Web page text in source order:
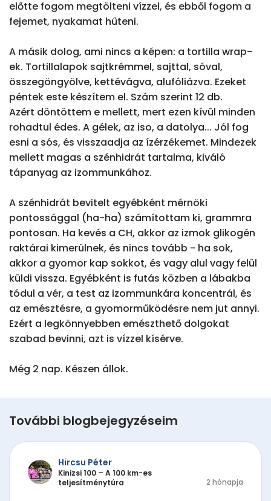
előtte fogom megtölteni vízzel, és ebből fogom a
fejemet, nyakamat hűteni.
A másik dolog, ami nincs a képen: a tortilla wrap-
ek. Tortillalapok sajtkrémmel, sajttal, sóval,
összegöngyölve, kettévágva, alufóliázva. Ezeket
péntek este készítem el. Szám szerint 12 db.
Azért döntöttem e mellett, mert ezen kívül minden
rohadtul édes. A gélek, az iso, a datolya... Jól fog
esni a sós, és visszaadja az ízérzékemet. Mindezek
mellett magas a szénhidrát tartalma, kiváló
tápanyag az izommunkához.
A szénhidrát bevitelt egyébként mérnöki
pontossággal (ha-ha) számítottam ki, grammra
pontosan. Ha kevés a CH, akkor az izmok glikogén
raktárai kimerülnek, és nincs tovább - ha sok,
akkor a gyomor kap sokkot, és vagy alul vagy felül
küldi vissza. Egyébként is futás közben a lábakba
tódul a vér, a test az izommunkára koncentrál, és
az emésztésre, a gyomorműködésre nem jut annyi.
Ezért a legkönnyebben emészthető dolgokat
szabad bevinni, azt is vízzel kísérve.
Még 2 nap. Készen állok.
További blogbejegyzéseim
Hircsu Péter
Kinizsi 100 – A 100 km-es
teljesítménytúra
2 hónapja